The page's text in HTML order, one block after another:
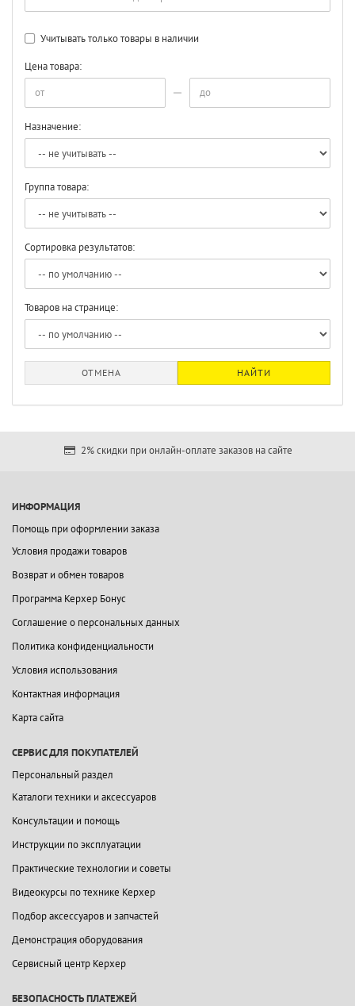
Учитывать только товары в наличии
Цена товара:
Назначение:
Группа товара:
Сортировка результатов:
Товаров на странице:
ОТМЕНА НАЙТИ
2% скидки при онлайн-оплате заказов на сайте
ИНФОРМАЦИЯ
Помощь при оформлении заказа
Условия продажи товаров
Возврат и обмен товаров
Программа Керхер Бонус
Соглашение о персональных данных
Политика конфиденциальности
Условия использования
Контактная информация
Карта сайта
СЕРВИС ДЛЯ ПОКУПАТЕЛЕЙ
Персональный раздел
Каталоги техники и аксессуаров
Консультации и помощь
Инструкции по эксплуатации
Практические технологии и советы
Видеокурсы по технике Керхер
Подбор аксессуаров и запчастей
Демонстрация оборудования
Сервисный центр Керхер
БЕЗОПАСНОСТЬ ПЛАТЕЖЕЙ